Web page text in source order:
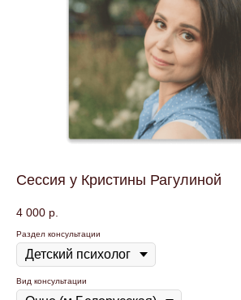
Сессия у Кристины Рагулиной
4 000 р.
Раздел консультации
Вид консультации